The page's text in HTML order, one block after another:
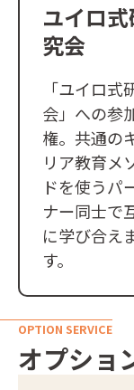
ユイロ
究会
「ユイロ式
会」への参
権。共通の
リア教育メ
ドを使うパ
ナー同士で
に学び合え
す。
OPTION SERVICE
オプショ